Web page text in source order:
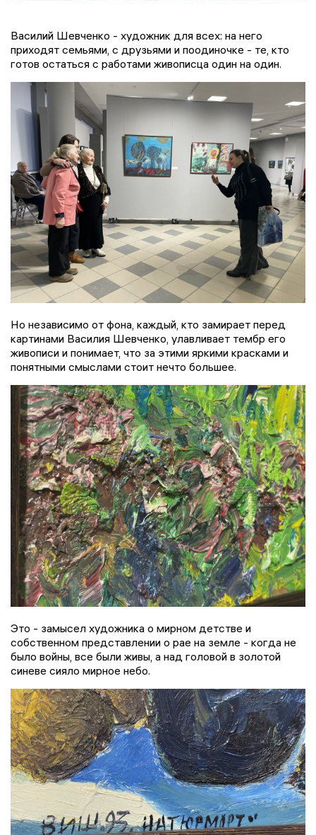
Василий Шевченко - художник для всех: на него
приходят семьями, с друзьями и поодиночке - те, кто
готов остаться с работами живописца один на один.
Но независимо от фона, каждый, кто замирает перед
картинами Василия Шевченко, улавливает тембр его
живописи и понимает, что за этими яркими красками и
понятными смыслами стоит нечто большее.
Это - замысел художника о мирном детстве и
собственном представлении о рае на земле - когда не
было войны, все были живы, а над головой в золотой
синеве сияло мирное небо.